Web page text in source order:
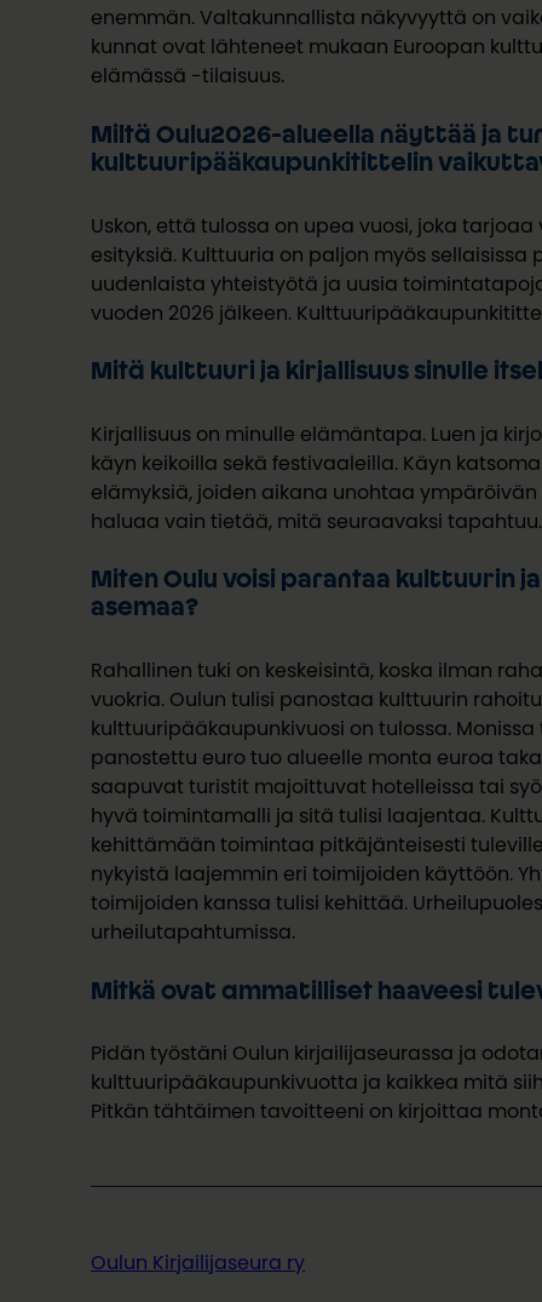
enemmän.Valtakunnallista näkyvyyttä on
kunnat ovat lähteneet mukaan Euroopan
elämässä -tilaisuus.
Miltä Oulu2026-alueella näyttää ja
kulttuuripääkaupunkitittelin
Uskon, että tulossa on upea vuosi, joka
esityksiä. Kulttuuria on paljon myös sellaisissa
uudenlaista yhteistyötä ja uusia
vuoden 2026 jälkeen.
Mitä kulttuuri ja kirjallisuus sinulle
Kirjallisuus on minulle elämäntapa. Luen ja
käyn keikoilla sekä festivaaleilla. Käyn
elämyksiä, joiden aikana unohtaa
haluaa vain tietää, mitä seuraavaksi tapahtuu.
Miten Oulu voisi parantaa kulttuurin
asemaa?
Rahallinen tuki on keskeisintä, koska ilman
vuokria. Oulun tulisi panostaa kulttuurin
kulttuuripääkaupunkivuosi on tulossa. Monissa
panostettu euro tuo alueelle monta euroa
saapuvat turistit majoittuvat hotelleissa tai
hyvä toimintamalli ja sitä tulisi laajentaa.
kehittämään toimintaa pitkäjänteisesti
nykyistä laajemmin eri toimijoiden käyttöön.
toimijoiden kanssa tulisi kehittää.
urheilutapahtumissa.
Mitkä ovat ammatilliset haaveesi
Pidän työstäni Oulun kirjailijaseurassa ja
kulttuuripääkaupunkivuotta ja kaikkea mitä
Pitkän tähtäimen tavoitteeni on kirjoittaa
Oulun Kirjailijaseura ry